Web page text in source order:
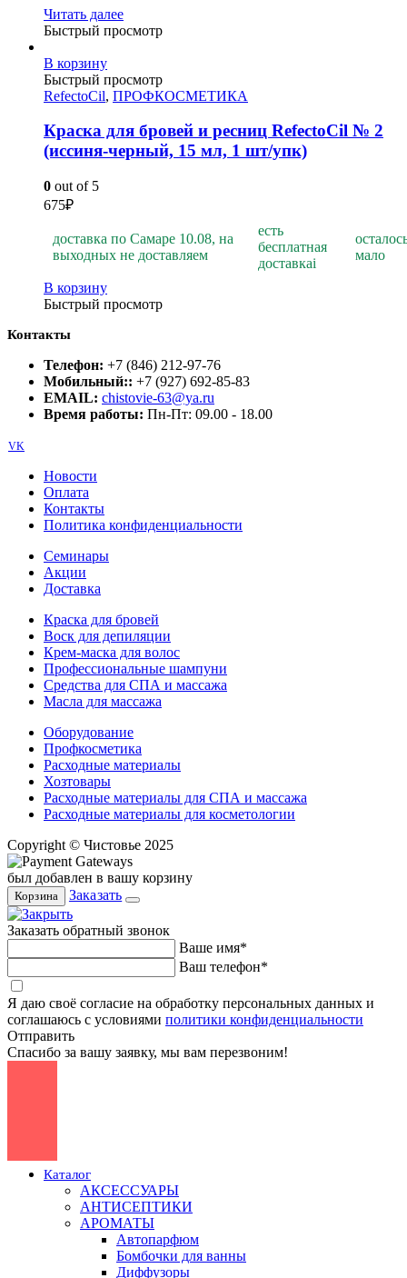
Читать далее
Быстрый просмотр
В корзину
Быстрый просмотр
RefectoCil, ПРОФКОСМЕТИКА
Краска для бровей и ресниц RefectoCil № 2
(иссиня-черный, 15 мл, 1 шт/упк)
0 out of 5
675₽
доставка по Самаре 10.08, на
выходных не доставляем
есть
бесплатная
доставкаi
мало
В корзину
Быстрый просмотр
Контакты
Телефон: +7 (846) 212-97-76
Мобильный:: +7 (927) 692-85-83
EMAIL: chistovie-63@ya.ru
Время работы: Пн-Пт: 09.00 - 18.00
VK
Новости
Оплата
Контакты
Политика конфиденциальности
Семинары
Акции
Доставка
Краска для бровей
Воск для депиляции
Крем-маска для волос
Профессиональные шампуни
Средства для СПА и массажа
Масла для массажа
Оборудование
Профкосметика
Расходные материалы
Хозтовары
Расходные материалы для СПА и массажа
Расходные материалы для косметологии
Copyright © Чистовье 2025
был добавлен в вашу корзину
Корзина Заказать
Заказать обратный звонок
Ваше имя*
Ваш телефон*
Я даю своё согласие на обработку персональных данных и
соглашаюсь с условиями политики конфиденциальности
Отправить
Спасибо за вашу заявку, мы вам перезвоним!
Каталог
АКСЕССУАРЫ
АНТИСЕПТИКИ
АРОМАТЫ
Автопарфюм
Бомбочки для ванны
Диффузоры